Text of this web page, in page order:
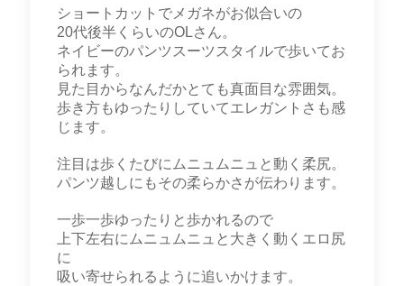
ショートカットでメガネがお似合いの
20代後半くらいのOLさん。
ネイビーのパンツスーツスタイルで歩いてお
られます。
見た目からなんだかとても真面目な雰囲気。
歩き方もゆったりしていてエレガントさも感
じます。
注目は歩くたびにムニュムニュと動く柔尻。
パンツ越しにもその柔らかさが伝わります。
一歩一歩ゆったりと歩かれるので
上下左右にムニュムニュと大きく動くエロ尻
に
吸い寄せられるように追いかけます。